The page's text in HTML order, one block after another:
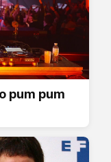
pum pum